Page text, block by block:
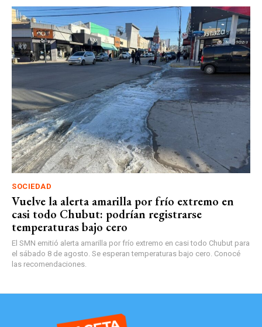
SOCIEDAD
Vuelve la alerta amarilla por frío extremo en
casi todo Chubut: podrían registrarse
temperaturas bajo cero
El SMN emitió alerta amarilla por frío extremo en casi todo Chubut para
el sábado 8 de agosto. Se esperan temperaturas bajo cero. Conocé
las recomendaciones.